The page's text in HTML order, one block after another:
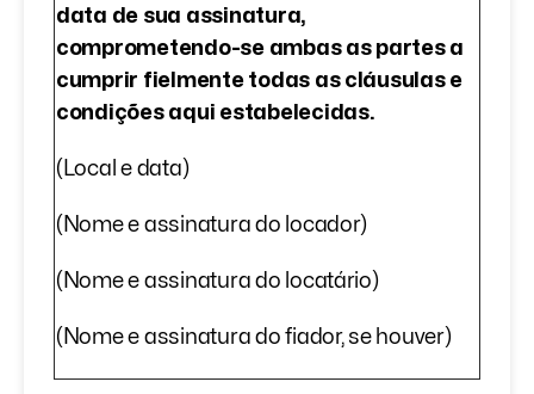
data de sua assinatura,
comprometendo-se ambas as partes a
cumprir fielmente todas as cláusulas e
condições aqui estabelecidas.
(Local e data)
(Nome e assinatura do locador)
(Nome e assinatura do locatário)
(Nome e assinatura do fiador, se houver)